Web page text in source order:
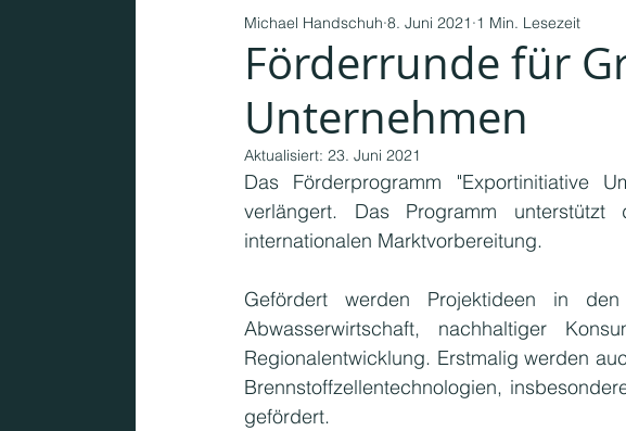
Mensch, Familie Vereine und sonstige Organisationen
Kreise, Gemeinden, Körperschaften Landwirtschaft
Förderrunde für
Unternehmen
Michael Handschuh 8. Juni 2021 1 Min. Lesezeit
Aktualisiert: 23. Juni 2021
Das Förderprogramm "Exportinitiative
verlängert. Das Programm
internationalen Marktvorbereitung.
Gefördert werden Projektideen in
Abwasserwirtschaft, nachhaltiger
Regionalentwicklung. Erstmalig werden
Brennstoffzellentechnologien,
gefördert.